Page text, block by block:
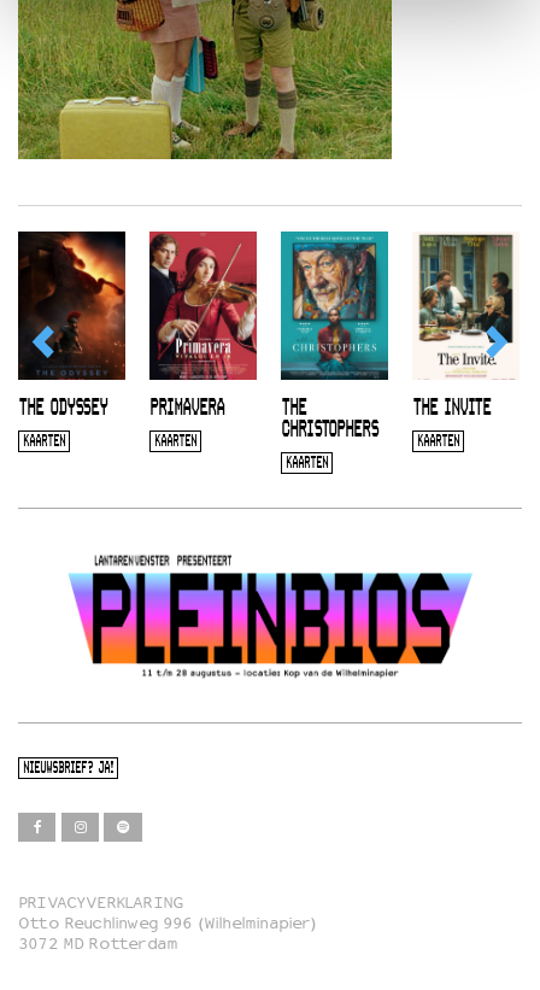
THE ODYSSEY
KAARTEN
PRIMAVERA
KAARTEN
THE
CHRISTOPHERS
KAARTEN
THE INVITE
KAARTEN
NIEUWSBRIEF? JA!
Film
PRIVACYVERKLARING
Otto Reuchlinweg 996 (Wilhelminapier)
3072 MD Rotterdam